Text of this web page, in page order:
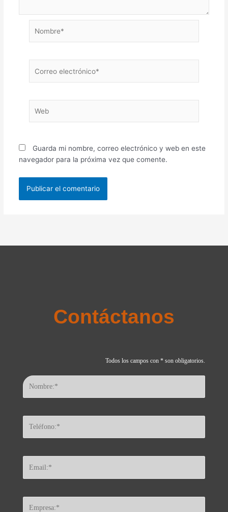
electrónico*
Guarda mi nombre, correo electrónico y web en este
navegador para la próxima vez que comente.
Contáctanos
Todos los campos con * son obligatorios.